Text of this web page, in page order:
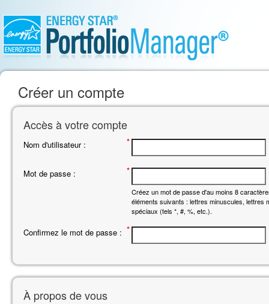
Créer un compte
Accès à votre compte
Nom d'utilisateur : *
Mot de passe : *
Créez un mot de passe d'au moins 8
éléments suivants : lettres minuscules, lettres
spéciaux (tels *, #, %, etc.).
Confirmez le mot de passe : *
À propos de vous